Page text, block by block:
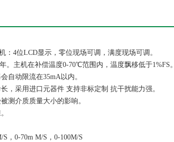
4位LCD显示，零位现场可调，满度现场可调。
。主机在补偿温度0-70℃范围内，温度飘移低于1%FS。
自动限流在35mA以内。
，采用进口元器件 支持非标定制 抗干扰能力强。
测介质质量大小的影响。
，0-70m M/S，0-100M/S